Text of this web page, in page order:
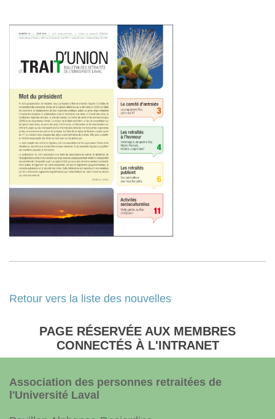
Retour vers la liste des nouvelles
PAGE RÉSERVÉE AUX MEMBRES
CONNECTÉS À L'INTRANET
Association des personnes retraitées de
l'Université Laval